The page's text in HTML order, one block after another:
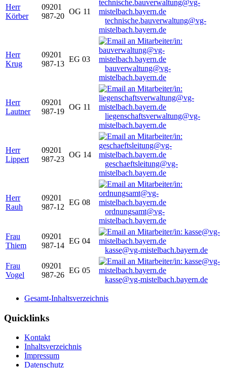
Herr
Körber
09201
987-20
OG 11
technische.bauverwaltung@vg-
mistelbach.bayern.de
Herr
Krug
09201
987-13
EG 03
bauverwaltung@vg-
mistelbach.bayern.de
Herr
Lautner
09201
987-19
OG 11
liegenschaftsverwaltung@vg-
mistelbach.bayern.de
Herr
Lippert
09201
987-23
OG 14
geschaeftsleitung@vg-
mistelbach.bayern.de
Herr
Rauh
09201
987-12
EG 08
ordnungsamt@vg-
mistelbach.bayern.de
Frau
Thiem
09201
987-14
EG 04
kasse@vg-mistelbach.bayern.de
Frau
Vogel
09201
987-26
EG 05
kasse@vg-mistelbach.bayern.de
Gesamt-Inhaltsverzeichnis
Quicklinks
Kontakt
Inhaltsverzeichnis
Impressum
Datenschutz